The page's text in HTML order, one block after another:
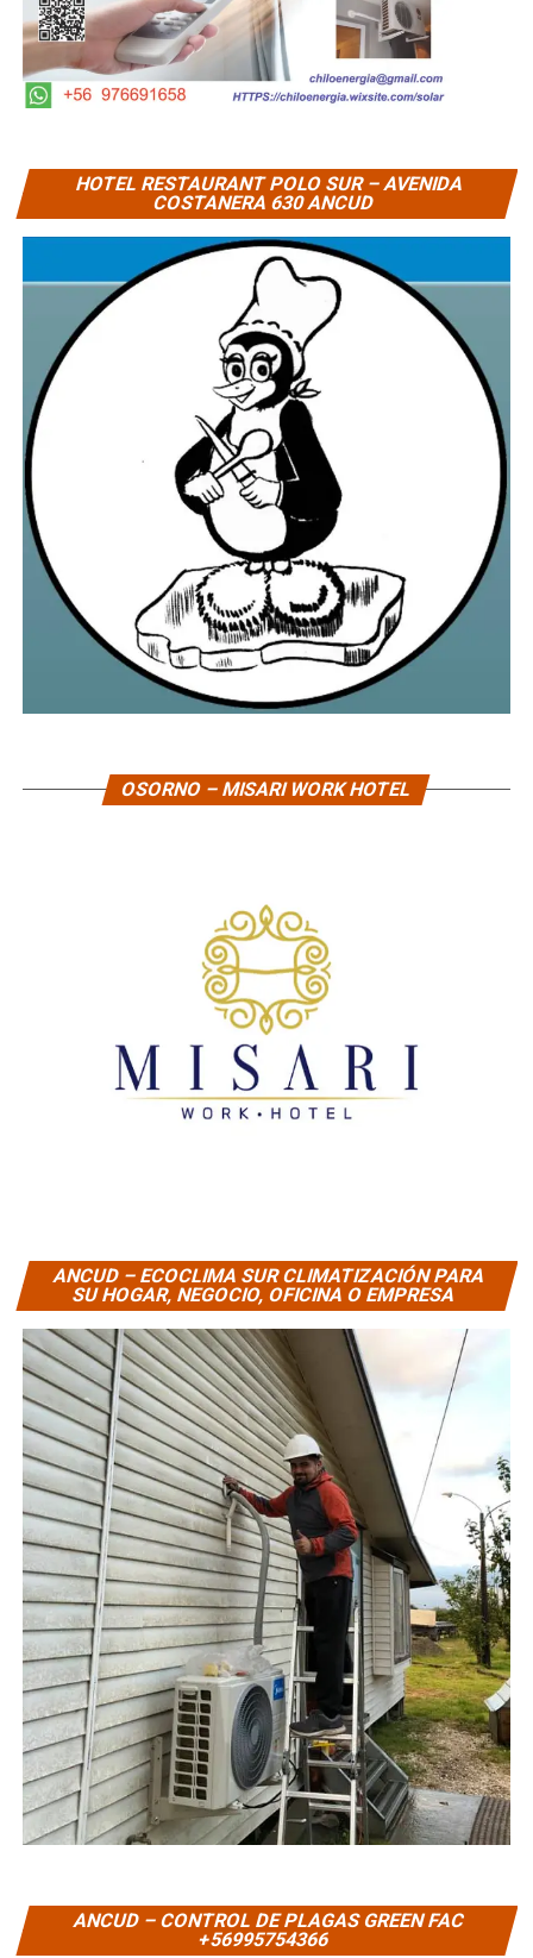
HOTEL RESTAURANT POLO SUR – AVENIDA
COSTANERA 630 ANCUD
OSORNO – MISARI WORK HOTEL
ANCUD – ECOCLIMA SUR CLIMATIZACIÓN PARA
SU HOGAR, NEGOCIO, OFICINA O EMPRESA
ANCUD – CONTROL DE PLAGAS GREEN FAC
+56995754366